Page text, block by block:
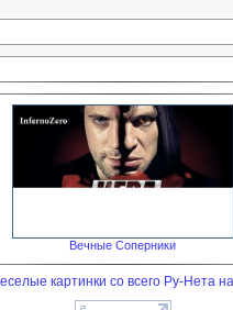
Вечные Соперники
картинки со всего Ру-Нета